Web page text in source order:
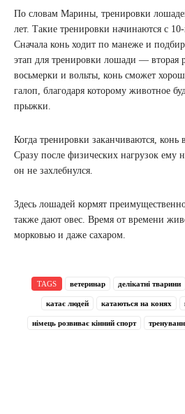
По словам Марины, тренировки
лет. Такие тренировки начинаются с
Сначала конь ходит по манеже и
этап для тренировки лошади — вторая
восьмерки и вольты, конь сможет
галоп, благодаря которому животное
прыжки.
Когда тренировки заканчиваются,
Сразу после физических нагрузок ему
он не захлебнулся.
Здесь лошадей кормят
также дают овес. Время от времени
морковью и даже сахаром.
TAGS ветеринар делікатні тварини
катає людей катаються на конях
німець розвиває кінний спорт